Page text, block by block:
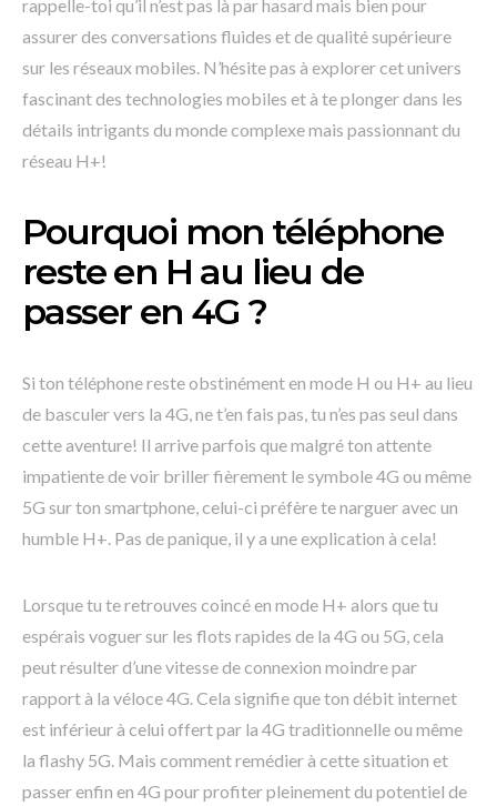
rappelle-toi qu’il n’est pas là par hasard mais bien pour
assurer des conversations fluides et de qualité supérieure
sur les réseaux mobiles. N’hésite pas à explorer cet univers
fascinant des technologies mobiles et à te plonger dans les
détails intrigants du monde complexe mais passionnant du
réseau H+!
Pourquoi mon téléphone
reste en H au lieu de
passer en 4G ?
Si ton téléphone reste obstinément en mode H ou H+ au lieu
de basculer vers la 4G, ne t’en fais pas, tu n’es pas seul dans
cette aventure! Il arrive parfois que malgré ton attente
impatiente de voir briller fièrement le symbole 4G ou même
5G sur ton smartphone, celui-ci préfère te narguer avec un
humble H+. Pas de panique, il y a une explication à cela!
Lorsque tu te retrouves coincé en mode H+ alors que tu
espérais voguer sur les flots rapides de la 4G ou 5G, cela
peut résulter d’une vitesse de connexion moindre par
rapport à la véloce 4G. Cela signifie que ton débit internet
est inférieur à celui offert par la 4G traditionnelle ou même
la flashy 5G. Mais comment remédier à cette situation et
passer enfin en 4G pour profiter pleinement du potentiel de